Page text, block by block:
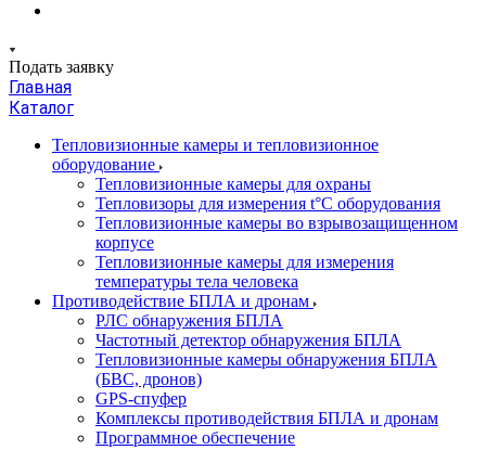
Подать заявку
Главная
Каталог
Тепловизионные камеры и тепловизионное
оборудование
Тепловизионные камеры для охраны
Тепловизоры для измерения t°С оборудования
Тепловизионные камеры во взрывозащищенном
корпусе
Тепловизионные камеры для измерения
температуры тела человека
Противодействие БПЛА и дронам
РЛС обнаружения БПЛА
Частотный детектор обнаружения БПЛА
Тепловизионные камеры обнаружения БПЛА
(БВС, дронов)
GPS-спуфер
Комплексы противодействия БПЛА и дронам
Программное обеспечение